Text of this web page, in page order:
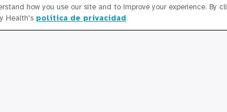
El Instituto de Cambio
County Health
how you use our site and to improve your experience. By
Health's política de privacidad.